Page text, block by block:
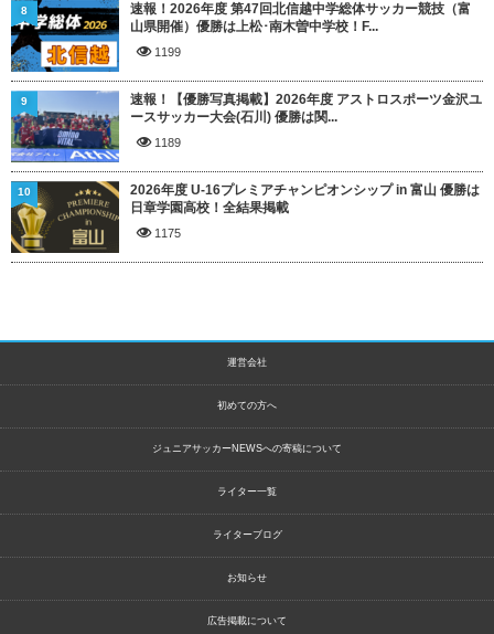
速報！2026年度 第47回北信越中学総体サッカー競技（富
山県開催）優勝は上松･南木曽中学校！F...
1199
8
速報！【優勝写真掲載】2026年度 アストロスポーツ金沢ユ
ースサッカー大会(石川) 優勝は関...
1189
9
2026年度 U-16プレミアチャンピオンシップ in 富山 優勝は
日章学園高校！全結果掲載
1175
10
運営会社
初めての方へ
ジュニアサッカーNEWSへの寄稿について
ライター一覧
ライターブログ
お知らせ
広告掲載について